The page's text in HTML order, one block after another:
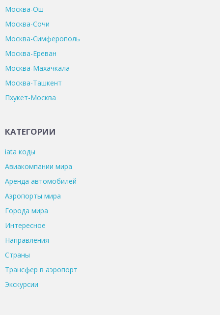
Москва-Ош
Москва-Сочи
Москва-Симферополь
Москва-Ереван
Москва-Махачкала
Москва-Ташкент
Пхукет-Москва
КАТЕГОРИИ
iata коды
Авиакомпании мира
Аренда автомобилей
Аэропорты мира
Города мира
Интересное
Направления
Страны
Трансфер в аэропорт
Экскурсии